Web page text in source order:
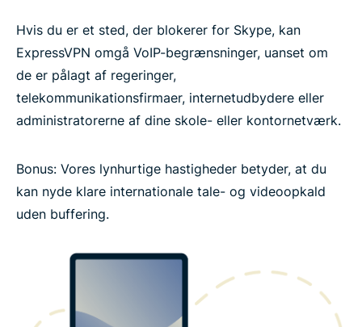
Hvis du er et sted, der blokerer for Skype, kan
ExpressVPN omgå VoIP-begrænsninger, uanset om
de er pålagt af regeringer,
telekommunikationsfirmaer, internetudbydere eller
administratorerne af dine skole- eller kontornetværk.
Bonus: Vores lynhurtige hastigheder betyder, at du
kan nyde klare internationale tale- og videoopkald
uden buffering.